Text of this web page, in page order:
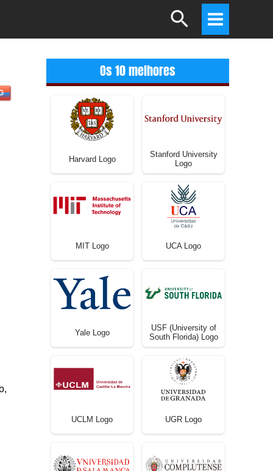
Search
Main
Menu
Os 10 melhores
Harvard Logo
Stanford University
Logo
MIT Logo UCA Logo
Yale Logo
USF (University of
South Florida) Logo
UCLM Logo UGR Logo